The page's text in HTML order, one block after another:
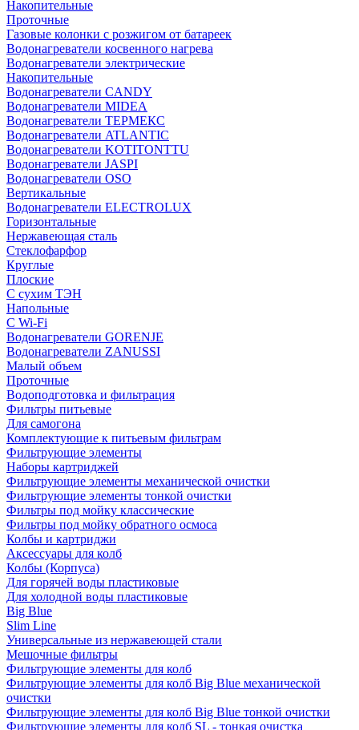
Накопительные
Проточные
Газовые колонки с розжигом от батареек
Водонагреватели косвенного нагрева
Водонагреватели электрические
Накопительные
Водонагреватели CANDY
Водонагреватели MIDEA
Водонагреватели ТЕРМЕКС
Водонагреватели ATLANTIC
Водонагреватели KOTITONTTU
Водонагреватели JASPI
Водонагреватели OSO
Вертикальные
Водонагреватели ELECTROLUX
Горизонтальные
Нержавеющая сталь
Стеклофарфор
Круглые
Плоские
С сухим ТЭН
Напольные
С Wi-Fi
Водонагреватели GORENJE
Водонагреватели ZANUSSI
Малый объем
Проточные
Водоподготовка и фильтрация
Фильтры питьевые
Для самогона
Комплектующие к питьевым фильтрам
Фильтрующие элементы
Наборы картриджей
Фильтрующие элементы механической очистки
Фильтрующие элементы тонкой очистки
Фильтры под мойку классические
Фильтры под мойку обратного осмоса
Колбы и картриджи
Аксессуары для колб
Колбы (Корпуса)
Для горячей воды пластиковые
Для холодной воды пластиковые
Big Blue
Slim Line
Универсальные из нержавеющей стали
Мешочные фильтры
Фильтрующие элементы для колб
Фильтрующие элементы для колб Big Blue механической
очистки
Фильтрующие элементы для колб Big Blue тонкой очистки
Фильтрующие элементы для колб SL - тонкая очистка